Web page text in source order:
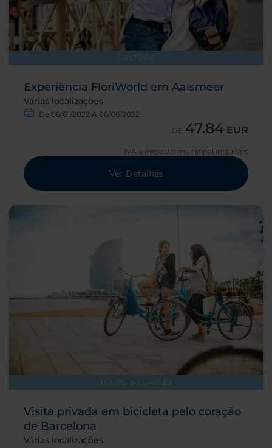
CULTURE
Experiência FloriWorld em Aalsmeer
Várias localizações
De 06/01/2022 A 06/06/2032
DE 47.84 EUR
IVA e imposto municipal incluídos
Ver Detalhes
TOURS & CLASSES
Visita privada em bicicleta pelo coração
de Barcelona
Várias localizações